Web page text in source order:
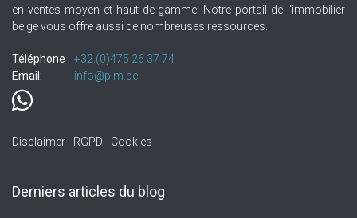
en ventes moyen et haut de gamme. Notre portail de l'immobilier
belge vous offre aussi de nombreuses ressources.
Téléphone : +32.(0)475 26 37 74
Email:
info@pim.be
Disclaimer - RGPD - Cookies
Derniers articles du blog